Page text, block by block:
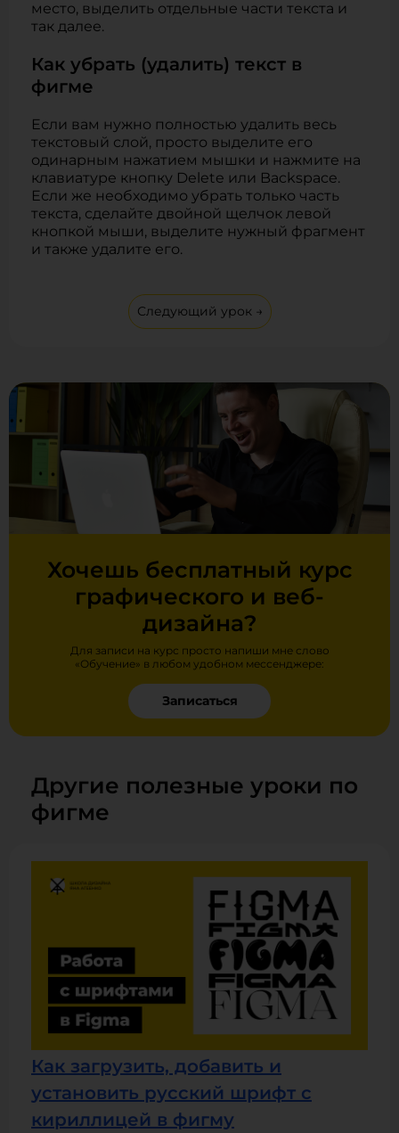
место, выделить отдельные части текста и
так далее.
Как убрать (удалить) текст в
фигме
Если вам нужно полностью удалить весь
текстовый слой, просто выделите его
одинарным нажатием мышки и нажмите на
клавиатуре кнопку Delete или Backspace.
Если же необходимо убрать только часть
текста, сделайте двойной щелчок левой
кнопкой мыши, выделите нужный фрагмент
и также удалите его.
Следующий урок →
Хочешь бесплатный курс
графического и веб-
дизайна?
Для записи на курс просто напиши мне слово
«Обучение» в любом удобном мессенджере:
Записаться
Другие полезные уроки по
фигме
Как загрузить, добавить и
установить русский шрифт с
кириллицей в фигму